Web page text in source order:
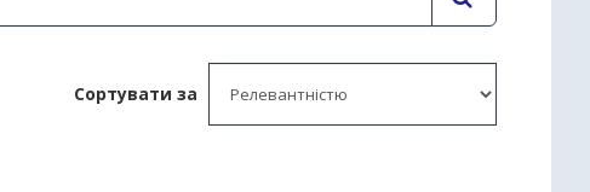
Сортувати за